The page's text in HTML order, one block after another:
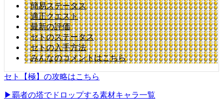
簡易ステータス
適正クエスト
最新の評価
セトのステータス
セトの入手方法
みんなのコメントはこちら
セト【極】の攻略はこちら
▶覇者の塔でドロップする素材キャラ一覧